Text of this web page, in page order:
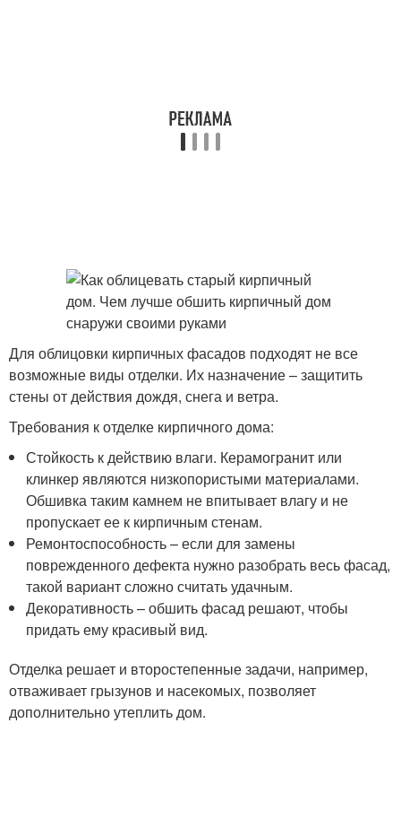
Для облицовки кирпичных фасадов подходят не все
возможные виды отделки. Их назначение – защитить
стены от действия дождя, снега и ветра.
Требования к отделке кирпичного дома:
Стойкость к действию влаги. Керамогранит или
клинкер являются низкопористыми материалами.
Обшивка таким камнем не впитывает влагу и не
пропускает ее к кирпичным стенам.
Ремонтоспособность – если для замены
поврежденного дефекта нужно разобрать весь фасад,
такой вариант сложно считать удачным.
Декоративность – обшить фасад решают, чтобы
придать ему красивый вид.
Отделка решает и второстепенные задачи, например,
отваживает грызунов и насекомых, позволяет
дополнительно утеплить дом.